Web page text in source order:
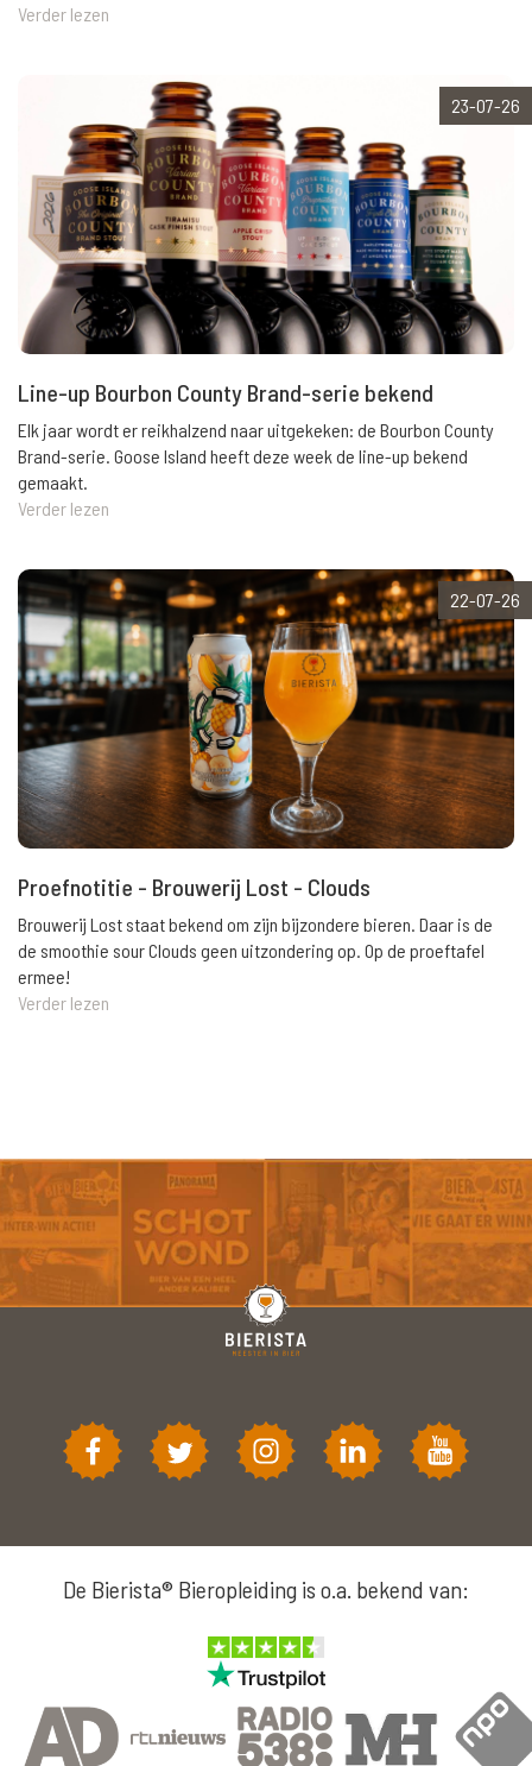
Verder lezen
23-07-26
Line-up Bourbon County Brand-serie bekend
Elk jaar wordt er reikhalzend naar uitgekeken: de Bourbon County
Brand-serie. Goose Island heeft deze week de line-up bekend
gemaakt.
Verder lezen
22-07-26
Proefnotitie - Brouwerij Lost - Clouds
Brouwerij Lost staat bekend om zijn bijzondere bieren. Daar is de
de smoothie sour Clouds geen uitzondering op. Op de proeftafel
ermee!
Verder lezen
De Bierista® Bieropleiding is o.a. bekend van: